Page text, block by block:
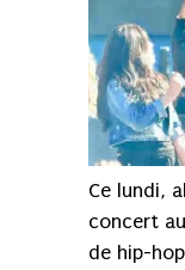
Ce lundi,
concert
de hip-